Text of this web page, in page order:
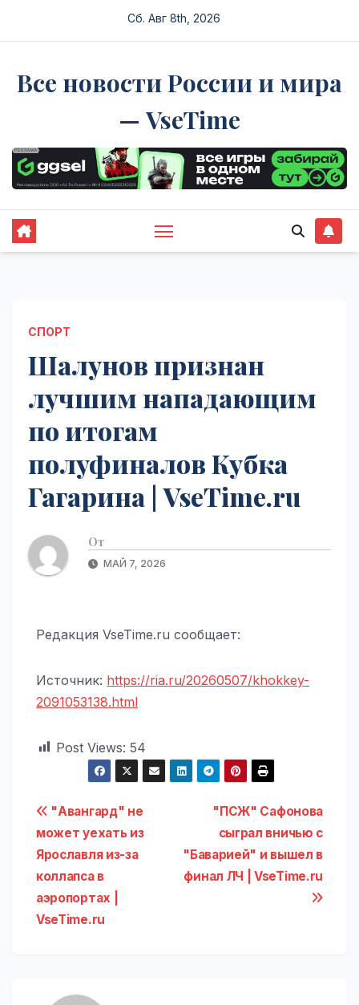
Сб. Авг 8th, 2026
Все новости России и мира
— VseTime
СПОРТ
Шалунов признан
лучшим нападающим
по итогам
полуфиналов Кубка
Гагарина | VseTime.ru
От
МАЙ 7, 2026
Редакция VseTime.ru сообщает:
Источник: https://ria.ru/20260507/khokkey-
2091053138.html
Post Views: 54
Навигация
по
записям
"ПСЖ" Сафонова
сыграл вничью с
"Баварией" и вышел в
финал ЛЧ | VseTime.ru
"Авангард" не
может уехать из
Ярославля из-за
коллапса в
аэропортах |
VseTime.ru